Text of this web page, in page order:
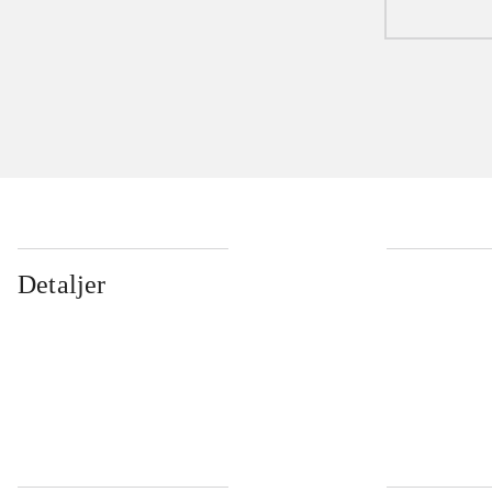
Detaljer